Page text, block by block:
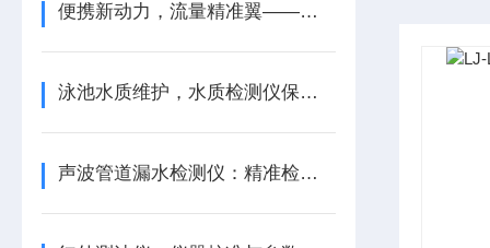
便携新动力，流量精准翼——便携式明渠流量计
泳池水质维护，水质检测仪保障畅游健康
声波管道漏水检测仪：精准检测，防患未然